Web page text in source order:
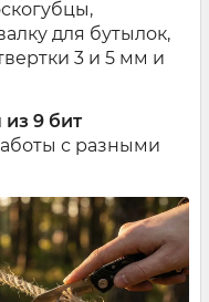
для бутылок,
3 и 5 мм и
9 бит
с разными